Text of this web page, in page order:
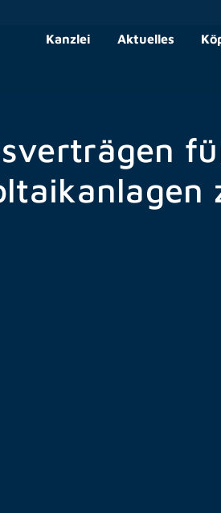
Kanzlei Aktuelles